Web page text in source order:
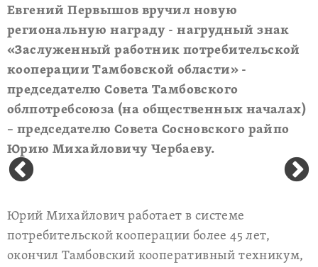
Евгений Первышов вручил новую
региональную награду - нагрудный знак
«Заслуженный работник потребительской
кооперации Тамбовской области» -
председателю Совета Тамбовского
облпотребсоюза (на общественных началах)
– председателю Совета Сосновского райпо
Юрию Михайловичу Чербаеву.
Юрий Михайлович работает в системе
потребительской кооперации более 45 лет,
окончил Тамбовский кооперативный техникум,